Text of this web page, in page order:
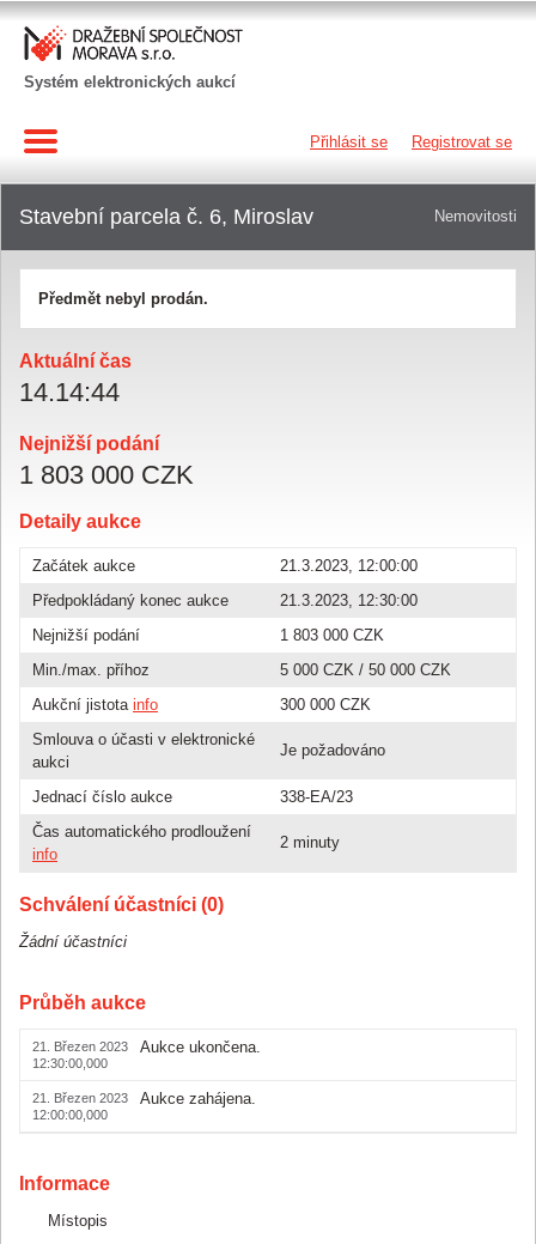
Systém elektronických aukcí
Přihlásit se Registrovat se
Nemovitosti
Stavební parcela č. 6, Miroslav
Předmět nebyl prodán.
Aktuální čas
14.14:44
Nejnižší podání
1 803 000 CZK
Detaily aukce
Začátek aukce
21.3.2023, 12:00:00
Předpokládaný konec aukce
21.3.2023, 12:30:00
Nejnižší podání
1 803 000 CZK
Min./max. příhoz
5 000 CZK / 50 000 CZK
Aukční jistota info
300 000 CZK
Smlouva o účasti v elektronické
aukci
Je požadováno
Jednací číslo aukce
338-EA/23
Čas automatického prodloužení
info
2 minuty
Schválení účastníci (0)
Žádní účastníci
Průběh aukce
21. Březen 2023
12:30:00,000
Aukce ukončena.
21. Březen 2023
12:00:00,000
Aukce zahájena.
Informace
Místopis